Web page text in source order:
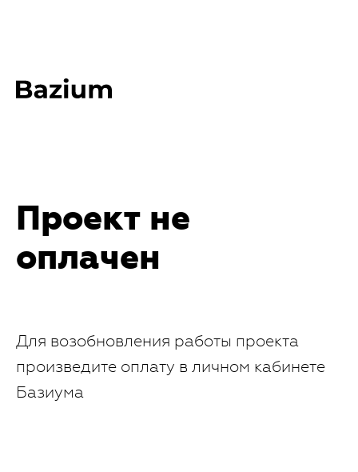
Проект не
оплачен
Для возобновления работы проекта
произведите оплату в личном кабинете
Базиума